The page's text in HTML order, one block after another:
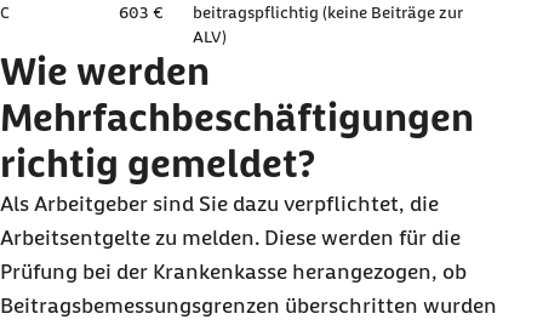
C 603 €
beitragspflichtig (keine Beiträge zur
ALV)
Wie werden
Mehrfachbeschäftigungen
richtig gemeldet?
Als Arbeitgeber sind Sie dazu verpflichtet, die
Arbeitsentgelte zu melden. Diese werden für die
Prüfung bei der Krankenkasse herangezogen, ob
Beitragsbemessungsgrenzen überschritten wurden